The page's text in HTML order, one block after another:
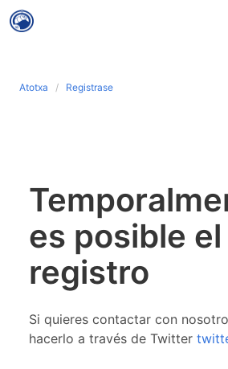
Atotxa Registrase
es posible el
registro
Si quieres contactar con
hacerlo a través de Twitter